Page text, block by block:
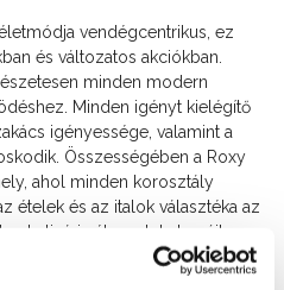
vendégcentrikus, ez
és változatos akciókban.
minden modern
Minden igényt kielégítő
igényessége, valamint a
Összességében a Roxy
ahol minden korosztály
ételek és az italok választéka az
kulináris élvezeteket nyújt.